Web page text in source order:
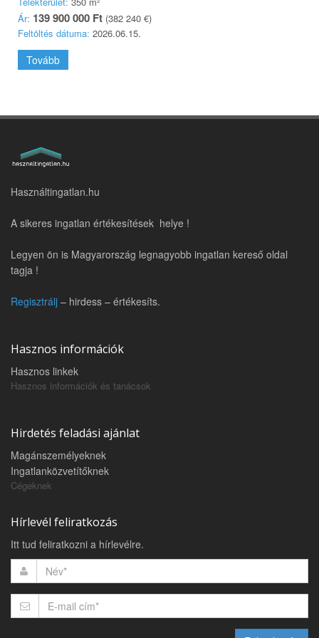
Ár: 139 900 000 Ft (382 240 €)
Feltöltés dátuma: 2026.06.15.
Tovább
Használtingatlan.hu
A sikeres ingatlan értékesítések helye !
Legyen ön is Magyarország legnagyobb ingatlan kereső oldal
tagja !
Regisztrálj – hirdess – értékesíts.
Hasznos információk
Hasznos linkek
Hasznos információk és tanácsok
Hirdetés feladási ajánlat
Magánszemélyeknek
Ingatlanközvetítőknek
Cégeknek
Hírlevél feliratkozás
Itt tud feliratkozni a hírlevélre.